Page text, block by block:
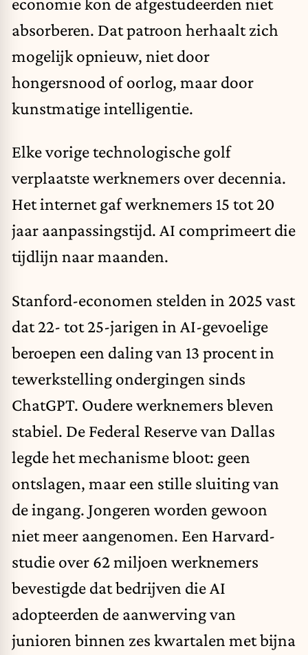
absorberen. Dat patroon herhaalt zich
mogelijk opnieuw, niet door
hongersnood of oorlog, maar door
kunstmatige intelligentie.
Elke vorige technologische golf
verplaatste werknemers over decennia.
Het internet gaf werknemers 15 tot 20
jaar aanpassingstijd. AI comprimeert die
tijdlijn naar maanden.
Stanford-economen stelden in 2025 vast
dat 22- tot 25-jarigen in AI-gevoelige
beroepen een daling van 13 procent in
tewerkstelling ondergingen sinds
ChatGPT. Oudere werknemers bleven
stabiel. De Federal Reserve van Dallas
legde het mechanisme bloot: geen
ontslagen, maar een stille sluiting van
de ingang. Jongeren worden gewoon
niet meer aangenomen. Een Harvard-
studie over 62 miljoen werknemers
bevestigde dat bedrijven die AI
adopteerden de aanwerving van
junioren binnen zes kwartalen met bijna